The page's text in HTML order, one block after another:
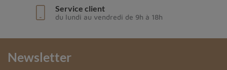
Service client
du lundi au vendredi de 9h à 18h
Newsletter